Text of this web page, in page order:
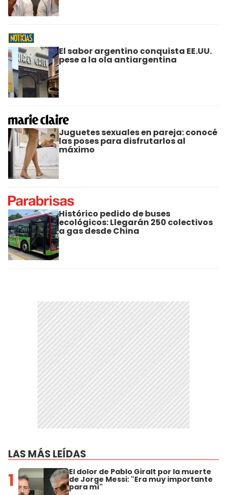
El sabor argentino conquista EE.UU.
pese a la ola antiargentina
Juguetes sexuales en pareja: conocé
las poses para disfrutarlos al
máximo
Histórico pedido de buses
ecológicos: Llegarán 250 colectivos
a gas desde China
LAS MÁS LEÍDAS
1 El dolor de Pablo Giralt por la muerte
de Jorge Messi: "Era muy importante
para mí"